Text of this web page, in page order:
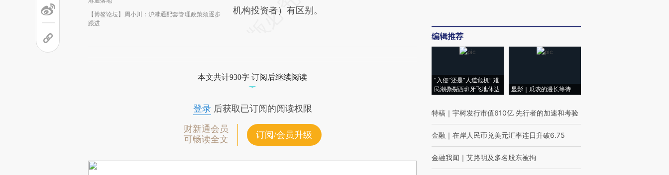
【博鳌论坛】周小川：沪港通配套管理政策须逐步
跟进
机构投资者）有区别。
本文共计930字 订阅后继续阅读
登录后获取已订阅的阅读权限
财新通会员
可畅读全文
订阅/会员升级
编辑推荐
“入侵”还是“人道危机” 难
民潮撕裂西班牙飞地休达
显影｜瓜农的漫长等待
特稿 ｜ 宇树发行市值610亿 先行者的加速和考验
金融 ｜ 在岸人民币兑美元汇率连日升破6.75
金融我闻 ｜ 艾路明及多名股东被拘